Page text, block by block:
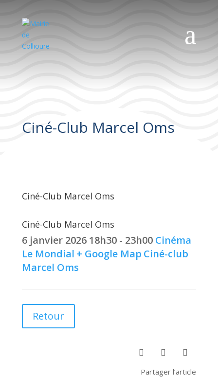
a
Ciné-Club Marcel Oms
Ciné-Club Marcel Oms
Ciné-Club Marcel Oms
6 janvier 2026 18h30 - 23h00 Cinéma
Le Mondial + Google Map Ciné-club
Marcel Oms
Retour
 

Partager l’article